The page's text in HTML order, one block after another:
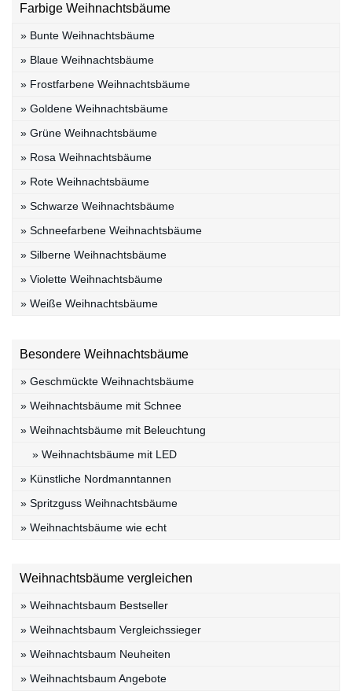
Farbige Weihnachtsbäume
» Bunte Weihnachtsbäume
» Blaue Weihnachtsbäume
» Frostfarbene Weihnachtsbäume
» Goldene Weihnachtsbäume
» Grüne Weihnachtsbäume
» Rosa Weihnachtsbäume
» Rote Weihnachtsbäume
» Schwarze Weihnachtsbäume
» Schneefarbene Weihnachtsbäume
» Silberne Weihnachtsbäume
» Violette Weihnachtsbäume
» Weiße Weihnachtsbäume
Besondere Weihnachtsbäume
» Geschmückte Weihnachtsbäume
» Weihnachtsbäume mit Schnee
» Weihnachtsbäume mit Beleuchtung
» Weihnachtsbäume mit LED
» Künstliche Nordmanntannen
» Spritzguss Weihnachtsbäume
» Weihnachtsbäume wie echt
Weihnachtsbäume vergleichen
» Weihnachtsbaum Bestseller
» Weihnachtsbaum Vergleichssieger
» Weihnachtsbaum Neuheiten
» Weihnachtsbaum Angebote